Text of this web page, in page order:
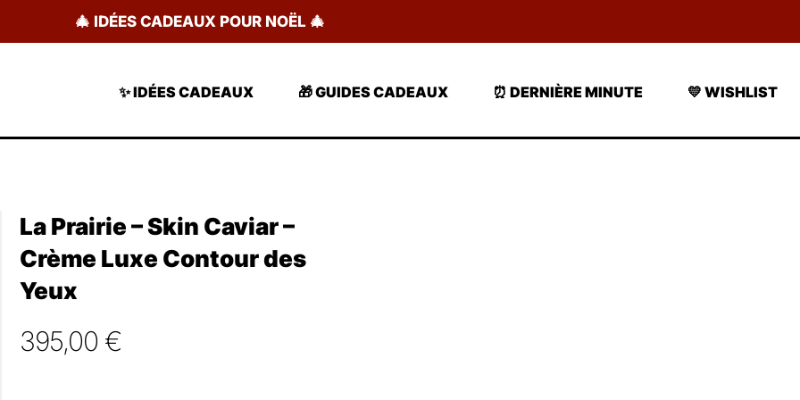
🎄 IDÉES CADEAUX POUR NOËL 🎄
✨ IDÉES CADEAUX 🎁 GUIDES CADEAUX ⏰ DERNIÈRE MINUTE 💛 WISHLIST
La Prairie – Skin Caviar –
Crème Luxe Contour des
Yeux
395,00 €